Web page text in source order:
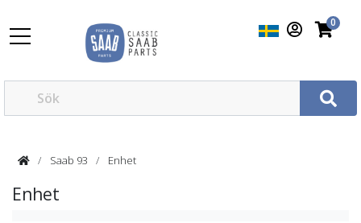
0
Saab 93 Enhet
Enhet